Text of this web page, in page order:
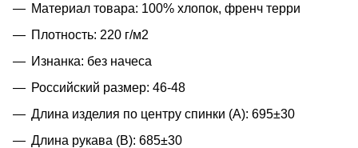
Материал товара: 100% хлопок, френч терри
Плотность: 220 г/м2
Изнанка: без начеса
Российский размер: 46-48
Длина изделия по центру спинки (A): 695±30
Длина рукава (B): 685±30